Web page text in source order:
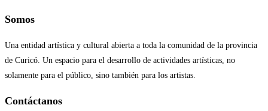
Somos
Una entidad artística y cultural abierta a toda la comunidad de la provincia
de Curicó. Un espacio para el desarrollo de actividades artísticas, no
solamente para el público, sino también para los artistas.
Contáctanos​